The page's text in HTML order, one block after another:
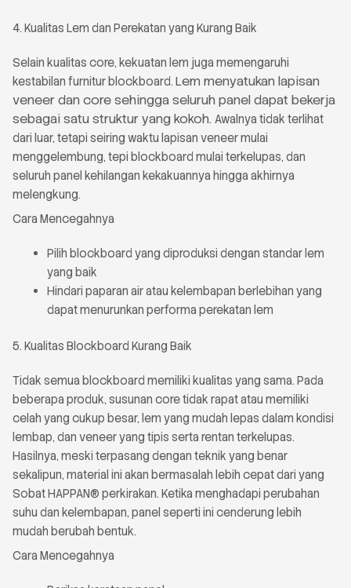
4. Kualitas Lem dan Perekatan yang Kurang Baik
Selain kualitas core, kekuatan lem juga memengaruhi
kestabilan furnitur blockboard. Lem menyatukan lapisan
veneer dan core sehingga seluruh panel dapat bekerja
sebagai satu struktur yang kokoh. Awalnya tidak terlihat
dari luar, tetapi seiring waktu lapisan veneer mulai
menggelembung, tepi blockboard mulai terkelupas, dan
seluruh panel kehilangan kekakuannya hingga akhirnya
melengkung.
Cara Mencegahnya
Pilih blockboard yang diproduksi dengan standar lem
yang baik
Hindari paparan air atau kelembapan berlebihan yang
dapat menurunkan performa perekatan lem
5. Kualitas Blockboard Kurang Baik
Tidak semua blockboard memiliki kualitas yang sama. Pada
beberapa produk, susunan core tidak rapat atau memiliki
celah yang cukup besar, lem yang mudah lepas dalam kondisi
lembap, dan veneer yang tipis serta rentan terkelupas.
Hasilnya, meski terpasang dengan teknik yang benar
sekalipun, material ini akan bermasalah lebih cepat dari yang
Sobat HAPPAN® perkirakan. Ketika menghadapi perubahan
suhu dan kelembapan, panel seperti ini cenderung lebih
mudah berubah bentuk.
Cara Mencegahnya